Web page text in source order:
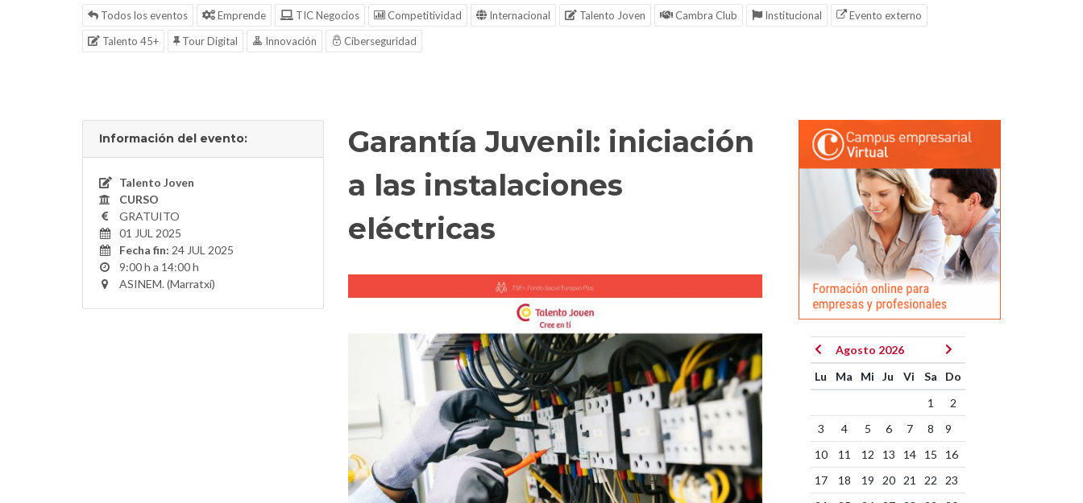
Todos los eventos Emprende TIC Negocios Competitividad Internacional Talento Joven Cambra Club Institucional
Evento externo
Talento 45+
Tour Digital Innovación Ciberseguridad
Información del evento:
Talento Joven
CURSO
GRATUITO
01 JUL 2025
Fecha fin: 24 JUL 2025
9:00 h a 14:00 h
ASINEM. (Marratxí)
Garantía Juvenil: iniciación
a las instalaciones
eléctricas
Agosto 2026
Lu
Ma Mi Ju Vi Sa
Do
1
2
3
4 5 6 7 8
9
10
11 12 13 14 15
16
17
18 19 20 21 22
23